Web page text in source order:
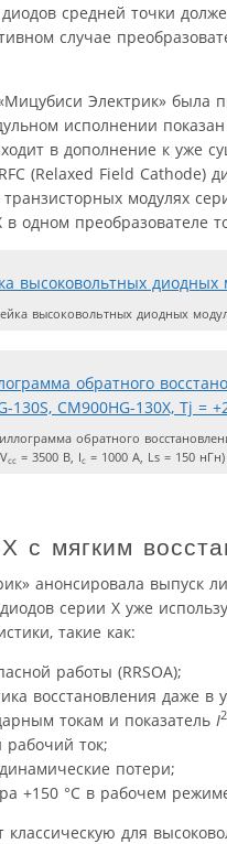
средней точки
случае
Электрик» была
исполнении
в дополнение к уже
(Relaxed Field Cathode)
модулях
одном преобразователе
высоковольтных диодных
обратного
cc = 3500 В, Ic = 1000 А, Ls = 150 нГн)
с мягким
анонсировала выпуск
серии X уже
такие как:
работы (RRSOA);
восстановления даже в
токам и показатель I2
ток;
потери;
+150 °С в рабочем
классическую для